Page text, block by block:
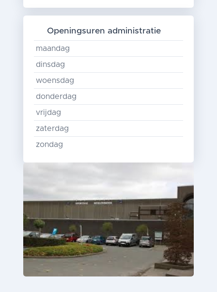
Openingsuren administratie
maandag
dinsdag
woensdag
donderdag
vrijdag
zaterdag
zondag